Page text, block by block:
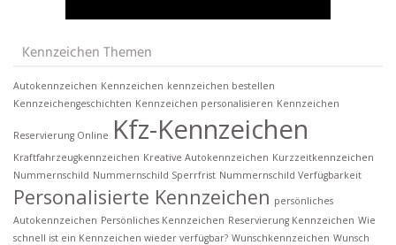
Kennzeichen Themen
Autokennzeichen Kennzeichen kennzeichen bestellen
Kennzeichengeschichten Kennzeichen personalisieren Kennzeichen
Reservierung Online Kfz-Kennzeichen
Kraftfahrzeugkennzeichen Kreative Autokennzeichen Kurzzeitkennzeichen
Nummernschild Nummernschild Sperrfrist Nummernschild Verfügbarkeit
Personalisierte Kennzeichen persönliches
Autokennzeichen Persönliches Kennzeichen Reservierung Kennzeichen Wie
schnell ist ein Kennzeichen wieder verfügbar? Wunschkennzeichen Wunsch